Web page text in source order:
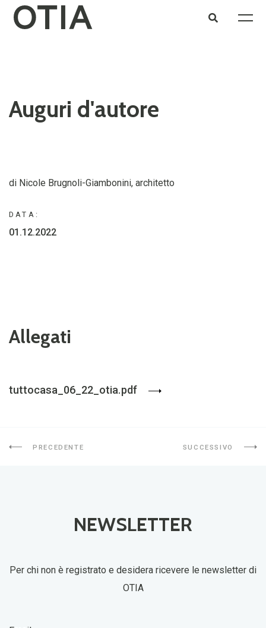
Auguri d'autore
di Nicole Brugnoli-Giambonini, architetto
DATA:
01.12.2022
Allegati
tuttocasa_06_22_otia.pdf
PRECEDENTE SUCCESSIVO
NEWSLETTER
Per chi non è registrato e desidera ricevere le newsletter di
OTIA